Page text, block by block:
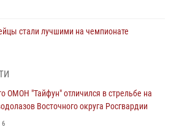
стали лучшими на чемпионате
контрольно-технических
ОМОН "Тайфун" отличился в стрельбе на
Восточного округа Росгвардии
6